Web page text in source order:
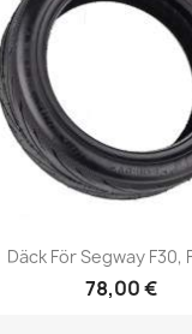
Snabbvy
Däck För Segway F30,
78,00 €